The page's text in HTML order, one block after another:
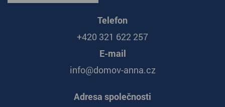
Telefon
+420 321 622 257
E-mail
info@domov-anna.cz
Adresa společnosti